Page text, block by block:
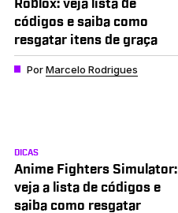
Roblox: veja lista de
códigos e saiba como
resgatar itens de graça
PorMarcelo Rodrigues
DICAS
Anime Fighters Simulator:
veja a lista de códigos e
saiba como resgatar